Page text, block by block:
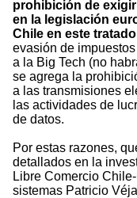
prohibición de
en la legislación
Chile en este tratado
evasión de
a la Big Tech (no
se agrega la
a las transmisiones
las actividades de
de datos.
Por estas razones,
detallados en la
Libre Comercio
sistemas Patricio